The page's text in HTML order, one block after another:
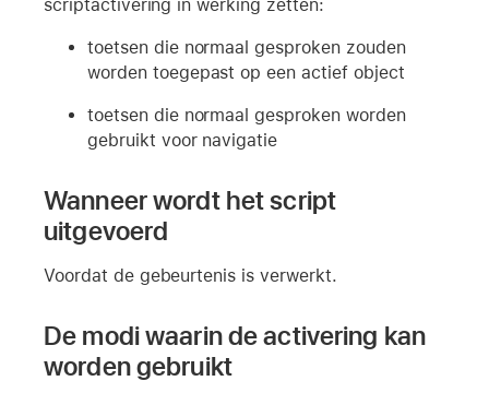
scriptactivering in werking zetten:
toetsen die normaal gesproken zouden
worden toegepast op een actief object
toetsen die normaal gesproken worden
gebruikt voor navigatie
Wanneer wordt het script
uitgevoerd
Voordat de gebeurtenis is verwerkt.
De modi waarin de activering kan
worden gebruikt